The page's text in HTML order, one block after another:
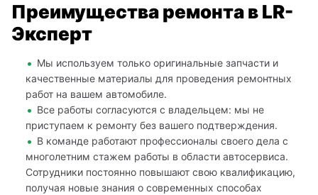
Преимущества ремонта в LR-
Эксперт
Мы используем только оригинальные запчасти и
качественные материалы для проведения ремонтных
работ на вашем автомобиле.
Все работы согласуются с владельцем: мы не
приступаем к ремонту без вашего подтверждения.
В команде работают профессионалы своего дела с
многолетним стажем работы в области автосервиса.
Сотрудники постоянно повышают свою квалификацию,
получая новые знания о современных способах